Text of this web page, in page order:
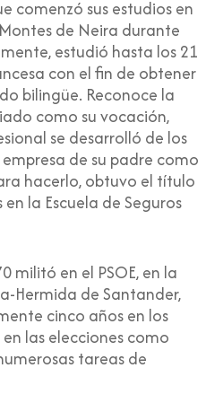
comenzó sus estudios en
de Neira durante
estudió hasta los 21
con el fin de obtener
bilingüe. Reconoce la
como su vocación,
se desarrolló de los
de su padre como
hacerlo, obtuvo el título
la Escuela de Seguros
militó en el PSOE, en la
Hermida de Santander,
cinco años en los
las elecciones como
tareas de